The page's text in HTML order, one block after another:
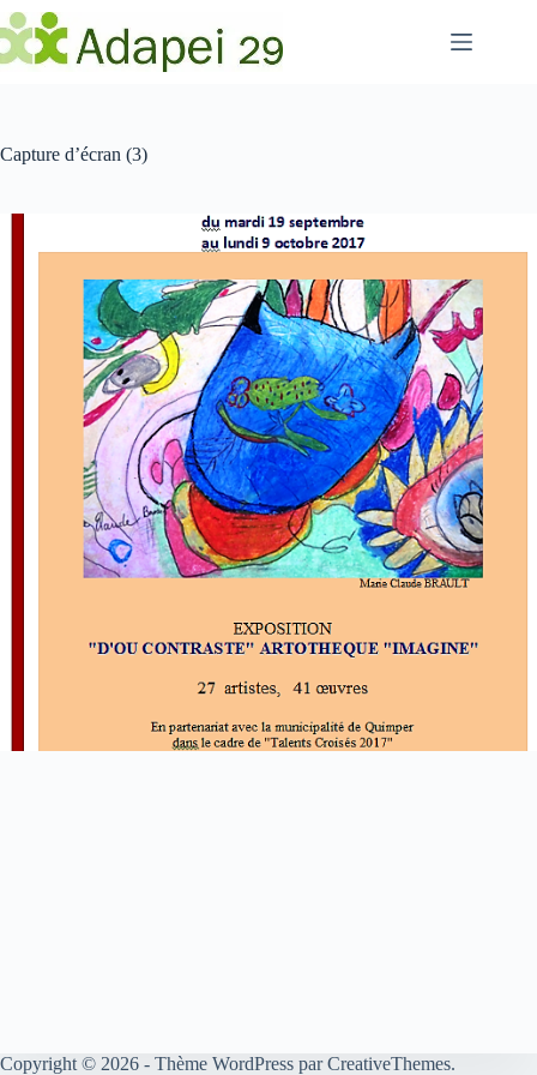
Passer
au
contenu
Capture d’écran (3)
Copyright © 2026 - Thème WordPress parCreativeThemes.